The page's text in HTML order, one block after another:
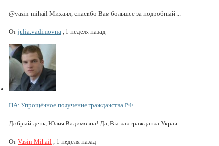
@vasin-mihail Михаил, спасибо Вам большое за подробный ...
От julia.vadimovna , 1 неделя назад
НА: Упрощённое получение гражданства РФ
Добрый день, Юлия Вадимовна! Да, Вы как гражданка Украи...
От Vasin Mihail , 1 неделя назад